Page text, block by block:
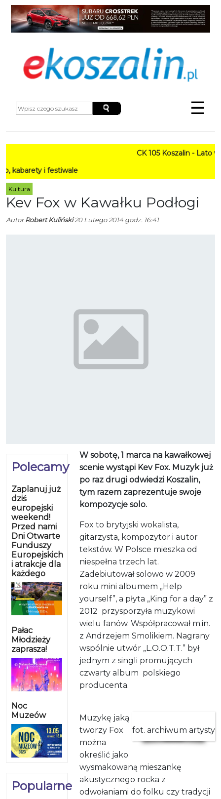
☰
CK 105 Koszalin - Lato w Mieście
i festiwale
Kultura
Kev Fox w Kawałku Podłogi
AutorRobert Kuliński20 Lutego 2014 godz. 16:41
Polecamy
Zaplanuj już
dziś
europejski
weekend!
Przed nami
Dni Otwarte
Funduszy
Europejskich
i atrakcje dla
każdego
Pałac
Młodzieży
zaprasza!
Noc
Muzeów
Popularne
W sobotę, 1 marca na kawałkowej
scenie wystąpi Kev Fox. Muzyk już
po raz drugi odwiedzi Koszalin,
tym razem zaprezentuje swoje
kompozycje solo.
Fox to brytyjski wokalista,
gitarzysta, kompozytor i autor
tekstów. W Polsce mieszka od
niespełna trzech lat.
Zadebiutował solowo w 2009
roku mini albumem „Help
yourself”, a płyta „King for a day” z
2012 przysporzyła muzykowi
wielu fanów. Współpracował m.in.
z Andrzejem Smolikiem. Nagrany
wspólnie utwór „L.O.O.T.T.” był
jednym z singli promujących
czwarty album polskiego
producenta.
fot. archiwum artysty
Muzykę jaką
tworzy Fox
można
określić jako
wysmakowaną mieszankę
akustycznego rocka z
odwołaniami do folku czy tradycji